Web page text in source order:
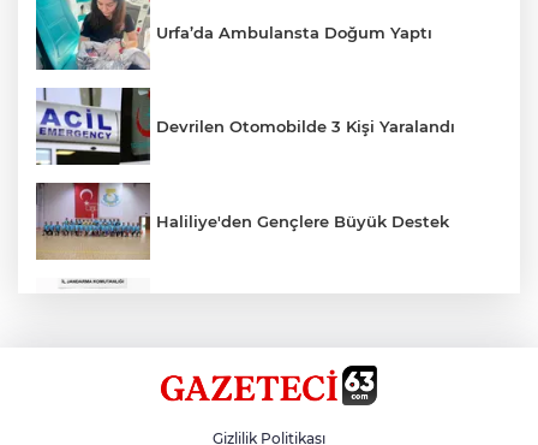
Urfa’da Ambulansta Doğum Yaptı
Devrilen Otomobilde 3 Kişi Yaralandı
Haliliye'den Gençlere Büyük Destek
Hikmet Başak’tan Ulaşım Çalışması
Gizlilik Politikası